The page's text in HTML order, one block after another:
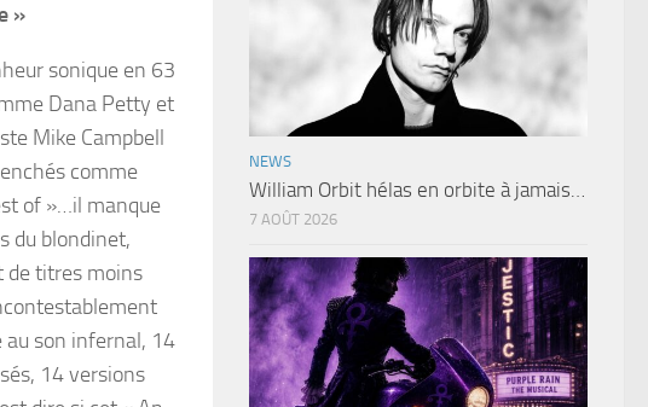
»
sonique en 63
Dana Petty et
Mike Campbell
comme
of »…il manque
du blondinet,
de titres moins
au son infernal, 14
14 versions
NEWS
William Orbit hélas en orbite à jamais…
7 AOÛT 2026